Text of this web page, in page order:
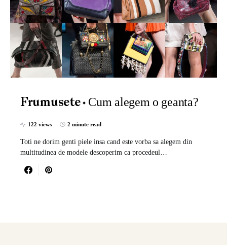
Frumusete Cum alegem o geanta?
122 views 2 minute read
Toti ne dorim genti piele insa cand este vorba sa alegem din
multitudinea de modele descoperim ca procedeul…